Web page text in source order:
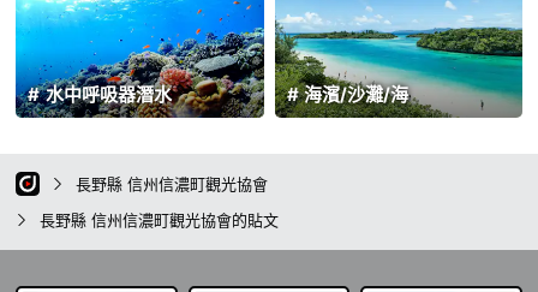
海濱/沙灘/海
水中呼吸器潛水
長野縣 信州信濃町觀光協會
長野縣 信州信濃町觀光協會的貼文